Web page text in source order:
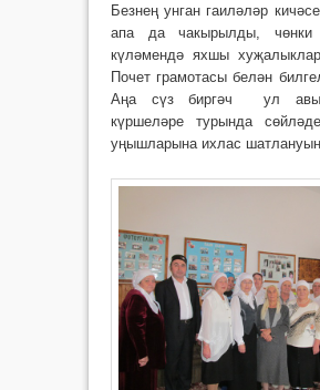
Безнең унган гаиләләр
апа да чакырылды,
күләмендә яхшы
Почет грамотасы белән
Аңа сүз биргәч ул
күршеләре турында
уңышларына ихлас